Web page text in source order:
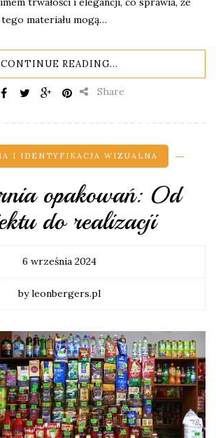
materiału mogą…
CONTINUE READING...
Share
I IDENTYFIKACJA WIZUALNA
opakowań: Od
do realizacji
6 września 2024
by leonbergers.pl